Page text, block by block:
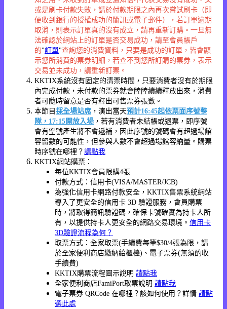
或是刷卡付款失敗，請於付款期限之內再次嘗試刷卡（即
便收到銀行的授權成功的簡訊或電子郵件），若訂單逾期
取消，則表示訂單真的沒有成立，請再重新訂購。一旦無
法確認於網站上的訂單是否交易成功，請至會員帳戶
的"訂單"查詢您的消費資料，只要是成功的訂單，皆會顯
示您所消費的票券明細，若查不到您所訂購的票券，表示
交易並未成功，請重新訂票。
KKTIX系統沒有固定的清票時間，只要消費者沒有於期限
內完成付款，未付款的票券就會陸陸續續釋放出來，消費
者可隨時留意是否有釋出可售票券張數。
本節目 採全場站席 ，演出當天預計16:45起依票面序號整
隊，17:15開放入場 ，若有消費者未結帳或退票，即序號
會有空號產生將不會遞補，因此序號的號碼會有超過場館
容留數的可能性，但參與人數不會超過場館容納量。購票
時序號在哪裡？ 請點我
KKTIX網站購票：
每位KKTIX會員限購4張
付款方式：信用卡(VISA/MASTER/JCB)
為強化信用卡網路付款安全，KKTIX售票系統網站
導入了更安全的信用卡 3D 驗證服務，會員購票
時，將取得簡訊驗證碼，確保卡號確實為持卡人所
有，以提供持卡人更安全的網路交易環境。 信用卡
3D驗證流程為何？
取票方式：全家取票(手續費每筆$30/4張為限，請
於全家便利商店繳納給櫃檯)、電子票券(無須酌收
手續費)
KKTIX購票流程圖示說明 請點我
全家便利商店FamiPort取票說明 請點我
電子票券 QRCode 在哪裡？該如何使用？詳情 請點
選此處